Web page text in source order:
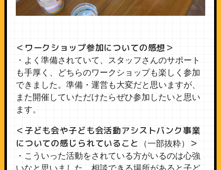
＜ワークショップ参加についての感想＞
・よく準備されていて、スタッフさんのサポート
も手厚く、どちらのワークショップも楽しく参加
できました。準備・運営も大変だと思いますが、
また開催していただけたらぜひ参加したいと思い
ます。
＜子ども会や子ども会活動アシストバンク事業
についての感じられていること
（一部抜粋） ＞
・こういった活動をされている方がいるのは心強